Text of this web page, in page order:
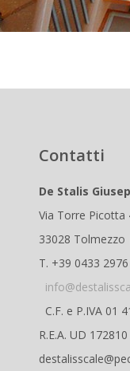
Contatti
De Stalis
Via Torre Picotta
33028
T. +39 0433
C.F. e P.IVA 01
R.E.A. UD 172810